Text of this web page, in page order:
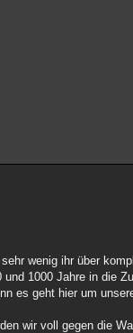
wenig ihr über
1000 Jahre in die
es geht hier um
wir voll gegen die